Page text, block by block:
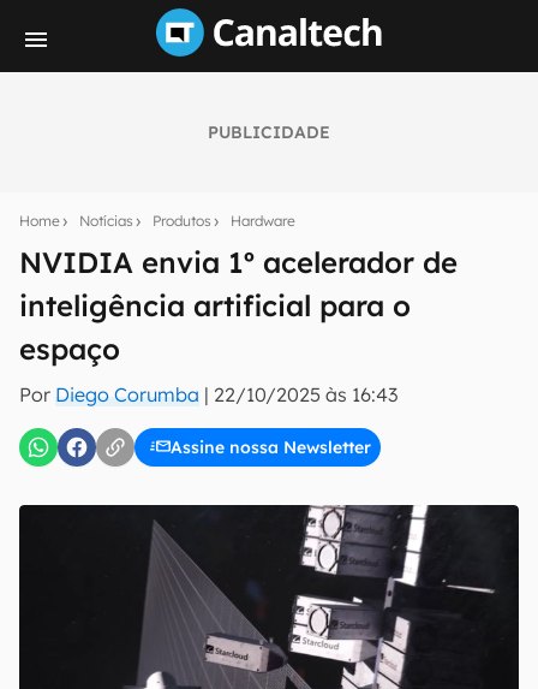
PUBLICIDADE
Home Notícias Produtos Hardware
NVIDIA envia 1º acelerador de
inteligência artificial para o
espaço
Por Diego Corumba | 22/10/2025 às 16:43
Assine nossa Newsletter
notícias e reviews sobre tecnologia em primeira
mão.
E-mail
inscreva-se
Uso e Política de Privacidade do Canaltech.